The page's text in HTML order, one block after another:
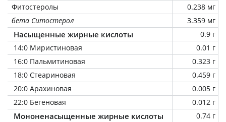
Фитостеролы
0.238 мг
бета Ситостерол
3.359 мг
Насыщенные жирные кислоты
0.9 г
14:0 Миристиновая
0.01 г
16:0 Пальмитиновая
0.323 г
18:0 Стеариновая
0.459 г
20:0 Арахиновая
0.005 г
22:0 Бегеновая
0.012 г
Мононенасыщенные жирные кислоты
0.74 г